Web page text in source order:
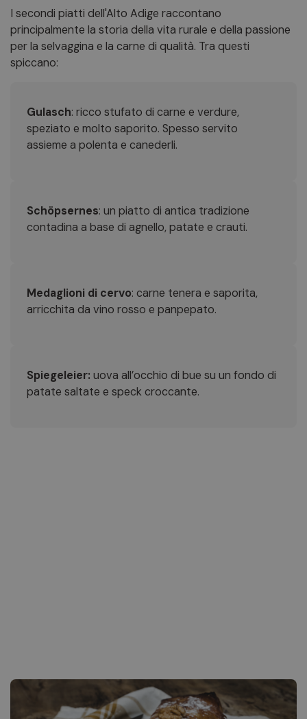
I secondi piatti dell'Alto Adige raccontano
principalmente la storia della vita rurale e della passione
per la selvaggina e la carne di qualità. Tra questi
spiccano:
Gulasch: ricco stufato di carne e verdure,
speziato e molto saporito. Spesso servito
assieme a polenta e canederli.
Schöpsernes: un piatto di antica tradizione
contadina a base di agnello, patate e crauti.
Medaglioni di cervo: carne tenera e saporita,
arricchita da vino rosso e panpepato.
Spiegeleier: uova all’occhio di bue su un fondo di
patate saltate e speck croccante.